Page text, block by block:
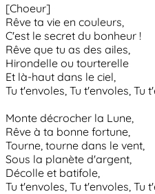
[Choeur]
Rêve ta vie en couleurs,
C'est le secret du bonheur !
Rêve que tu as des ailes,
Hirondelle ou tourterelle
Et là-haut dans le ciel,
Tu t'envoles, Tu t'envoles, Tu
Monte décrocher la Lune,
Rêve à ta bonne fortune,
Tourne, tourne dans le vent,
Sous la planète d'argent,
Décolle et batifole,
Tu t'envoles, Tu t'envoles, Tu